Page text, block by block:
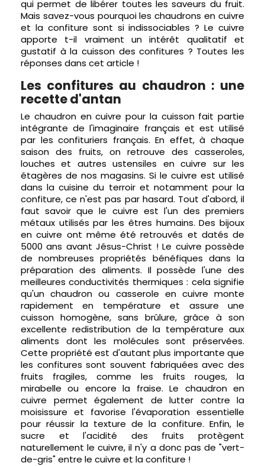
qui permet de libérer toutes les saveurs du fruit.
Mais savez-vous pourquoi les chaudrons en cuivre
et la confiture sont si indissociables ? Le cuivre
apporte t-il vraiment un intérêt qualitatif et
gustatif à la cuisson des confitures ? Toutes les
réponses dans cet article !
Les confitures au chaudron : une
recette d'antan
Le chaudron en cuivre pour la cuisson fait partie
intégrante de l'imaginaire français et est utilisé
par les confituriers français. En effet, à chaque
saison des fruits, on retrouve des casseroles,
louches et autres ustensiles en cuivre sur les
étagères de nos magasins. Si le cuivre est utilisé
dans la cuisine du terroir et notamment pour la
confiture, ce n'est pas par hasard. Tout d'abord, il
faut savoir que le cuivre est l'un des premiers
métaux utilisés par les êtres humains. Des bijoux
en cuivre ont même été retrouvés et datés de
5000 ans avant Jésus-Christ ! Le cuivre possède
de nombreuses propriétés bénéfiques dans la
préparation des aliments. Il possède l'une des
meilleures conductivités thermiques : cela signifie
qu'un chaudron ou casserole en cuivre monte
rapidement en température et assure une
cuisson homogène, sans brûlure, grâce à son
excellente redistribution de la température aux
aliments dont les molécules sont préservées.
Cette propriété est d'autant plus importante que
les confitures sont souvent fabriquées avec des
fruits fragiles, comme les fruits rouges, la
mirabelle ou encore la fraise. Le chaudron en
cuivre permet également de lutter contre la
moisissure et favorise l'évaporation essentielle
pour réussir la texture de la confiture. Enfin, le
sucre et l'acidité des fruits protègent
naturellement le cuivre, il n'y a donc pas de "vert-
de-gris" entre le cuivre et la confiture !